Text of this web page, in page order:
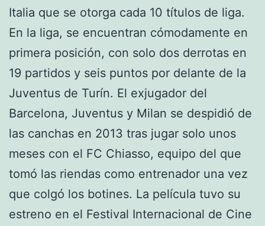
Italia que se otorga cada 10 títulos de liga.
En la liga, se encuentran cómodamente en
primera posición, con solo dos derrotas en
19 partidos y seis puntos por delante de la
Juventus de Turín. El exjugador del
Barcelona, Juventus y Milan se despidió de
las canchas en 2013 tras jugar solo unos
meses con el FC Chiasso, equipo del que
tomó las riendas como entrenador una vez
que colgó los botines. La película tuvo su
estreno en el Festival Internacional de Cine